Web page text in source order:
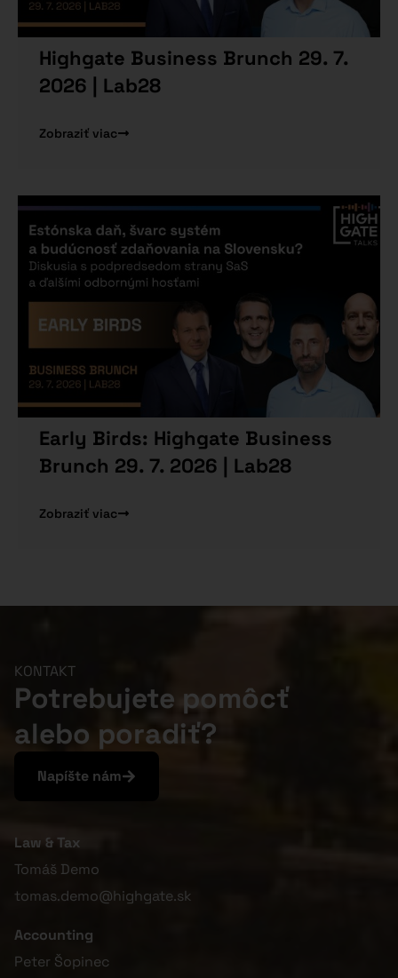
Highgate Business Brunch 29. 7.
2026 | Lab28
Zobraziť viac
Early Birds: Highgate Business
Brunch 29. 7. 2026 | Lab28
Zobraziť viac
KONTAKT
Potrebujete pomôcť
alebo poradiť?
Napíšte nám
Law & Tax
Tomáš Demo
tomas.demo@highgate.sk
Accounting
Peter Šopinec